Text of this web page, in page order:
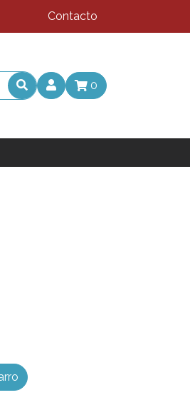
Contacto
0